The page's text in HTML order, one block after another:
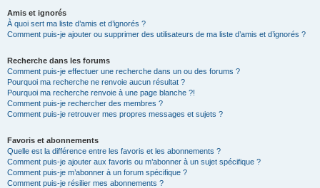
Amis et ignorés
À quoi sert ma liste d’amis et d’ignorés ?
Comment puis-je ajouter ou supprimer des utilisateurs de ma liste d’amis et d’ignorés ?
Recherche dans les forums
Comment puis-je effectuer une recherche dans un ou des forums ?
Pourquoi ma recherche ne renvoie aucun résultat ?
Pourquoi ma recherche renvoie à une page blanche ?!
Comment puis-je rechercher des membres ?
Comment puis-je retrouver mes propres messages et sujets ?
Favoris et abonnements
Quelle est la différence entre les favoris et les abonnements ?
Comment puis-je ajouter aux favoris ou m’abonner à un sujet spécifique ?
Comment puis-je m’abonner à un forum spécifique ?
Comment puis-je résilier mes abonnements ?